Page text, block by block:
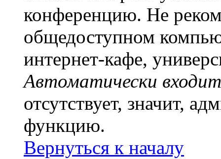
конференцию. Не
общедоступном
интернет-кафе,
Автоматически
отсутствует, значит,
функцию.
Вернуться к началу